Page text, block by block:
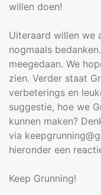
willen doen!
Uiteraard willen we
nogmaals
meegedaan. We
zien. Verder staat
verbeterings en
suggestie, hoe we
kunnen maken?
via
hieronder een
Keep Grunning!